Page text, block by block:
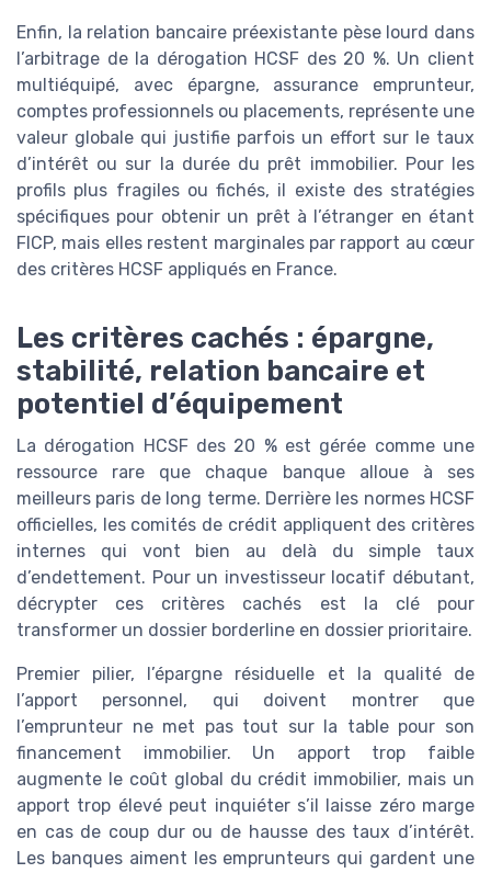
Enfin, la relation bancaire préexistante pèse lourd dans
l’arbitrage de la dérogation HCSF des 20 %. Un client
multiéquipé, avec épargne, assurance emprunteur,
comptes professionnels ou placements, représente une
valeur globale qui justifie parfois un effort sur le taux
d’intérêt ou sur la durée du prêt immobilier. Pour les
profils plus fragiles ou fichés, il existe des stratégies
spécifiques pour obtenir un prêt à l’étranger en étant
FICP, mais elles restent marginales par rapport au cœur
des critères HCSF appliqués en France.
Les critères cachés : épargne,
stabilité, relation bancaire et
potentiel d’équipement
La dérogation HCSF des 20 % est gérée comme une
ressource rare que chaque banque alloue à ses
meilleurs paris de long terme. Derrière les normes HCSF
officielles, les comités de crédit appliquent des critères
internes qui vont bien au delà du simple taux
d’endettement. Pour un investisseur locatif débutant,
décrypter ces critères cachés est la clé pour
transformer un dossier borderline en dossier prioritaire.
Premier pilier, l’épargne résiduelle et la qualité de
l’apport personnel, qui doivent montrer que
l’emprunteur ne met pas tout sur la table pour son
financement immobilier. Un apport trop faible
augmente le coût global du crédit immobilier, mais un
apport trop élevé peut inquiéter s’il laisse zéro marge
en cas de coup dur ou de hausse des taux d’intérêt.
Les banques aiment les emprunteurs qui gardent une